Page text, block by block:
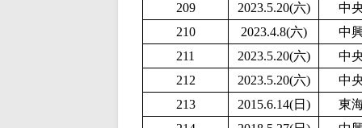
209 2023.5.20(六)
中
210
2023.4.8(六)
中
211
2023.5.20(六)
中
212
2023.5.20(六)
中
213
2015.6.14(日)
東